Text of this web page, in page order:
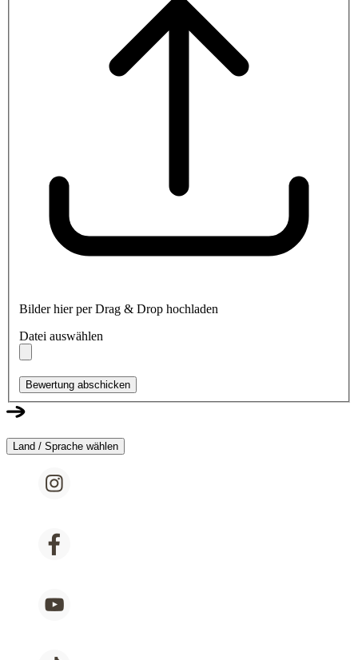
Bilder hier per Drag & Drop hochladen
Datei auswählen
Bewertung abschicken
Land / Sprache wählen